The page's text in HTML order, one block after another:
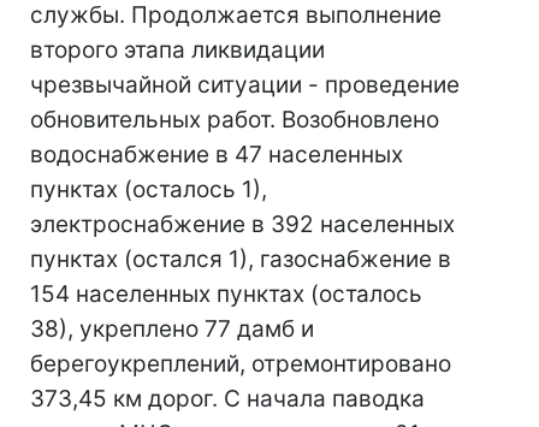
службы. Продолжается выполнение
второго этапа ликвидации
чрезвычайной ситуации - проведение
обновительных работ. Возобновлено
водоснабжение в 47 населенных
пунктах (осталось 1),
электроснабжение в 392 населенных
пунктах (остался 1), газоснабжение в
154 населенных пунктах (осталось
38), укреплено 77 дамб и
берегоукреплений, отремонтировано
373,45 км дорог. С начала паводка